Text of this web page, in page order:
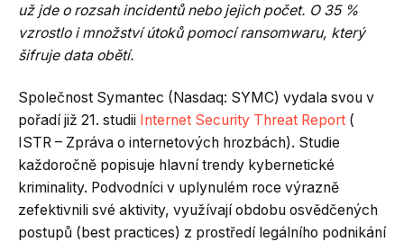
už jde o rozsah incidentů nebo jejich počet. O 35 %
vzrostlo i množství útoků pomocí ransomwaru, který
šifruje data obětí.
Společnost Symantec (Nasdaq: SYMC) vydala svou v
pořadí již 21. studii Internet Security Threat Report (
ISTR – Zpráva o internetových hrozbách). Studie
každoročně popisuje hlavní trendy kybernetické
kriminality. Podvodníci v uplynulém roce výrazně
zefektivnili své aktivity, využívají obdobu osvědčených
postupů (best practices) z prostředí legálního podnikání